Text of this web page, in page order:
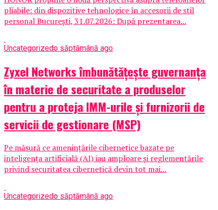
pliabile: din dispozitive tehnologice în accesorii de stil
personal București, 31.07.2026: După prezentarea...
Uncategorizedo săptămână ago
Zyxel Networks îmbunătățește guvernanța
în materie de securitate a produselor
pentru a proteja IMM-urile și furnizorii de
servicii de gestionare (MSP)
Pe măsură ce amenințările cibernetice bazate pe
inteligența artificială (AI) iau amploare și reglementările
privind securitatea cibernetică devin tot mai...
Uncategorizedo săptămână ago